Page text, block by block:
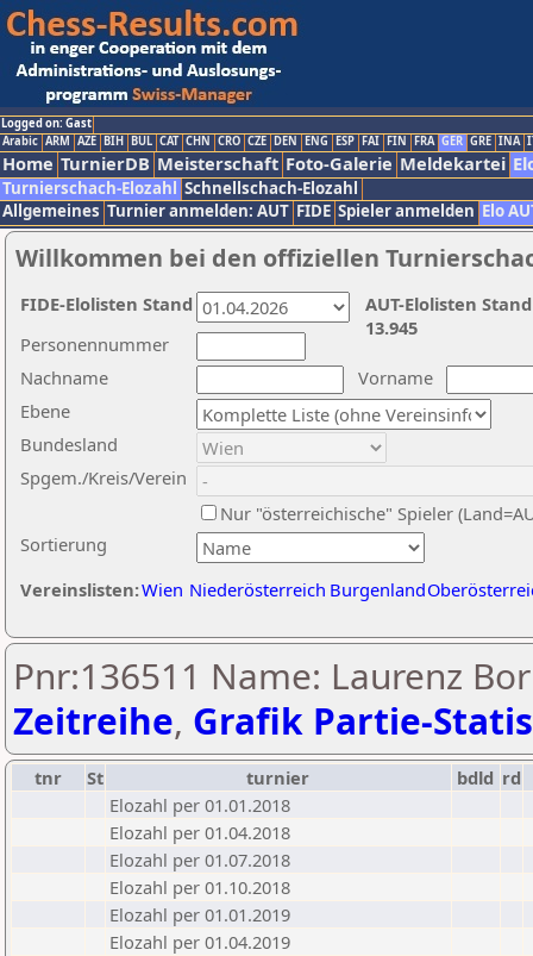
Logged on: Gast
Arabic ARM AZE BIH BUL CAT CHN CRO CZE DEN ENG ESP FAI FIN FRA GER GRE INA
Home TurnierDB Meisterschaft Foto-Galerie Meldekartei
Turnierschach-Elozahl Schnellschach-Elozahl
Allgemeines Turnier anmelden: AUT FIDE Spieler anmelden Elo
Willkommen bei den offiziellen
Nachname
Vorname
Ebene
Sortierung
Personennummer
Bundesland
Spgem./Kreis/Verein
Nur "österreichische" Spieler
Vereinslisten:Wien Niederösterreich Burgenland
AUT-Elolisten
13.945
FIDE-Elolisten Stand
Pnr:136511 Name: Laurenz
Zeitreihe, Grafik Partie-
tnr St turnier bdld rd
Elozahl per 01.01.2018
Elozahl per 01.04.2018
Elozahl per 01.07.2018
Elozahl per 01.10.2018
Elozahl per 01.01.2019
Elozahl per 01.04.2019